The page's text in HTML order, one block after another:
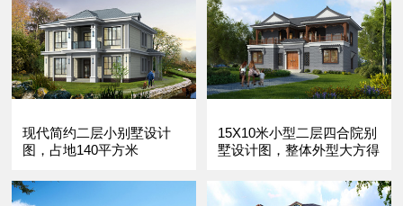
现代简约二层小别墅设计
图，占地140平方米
15X10米小型二层四合院别
墅设计图，整体外型大方得